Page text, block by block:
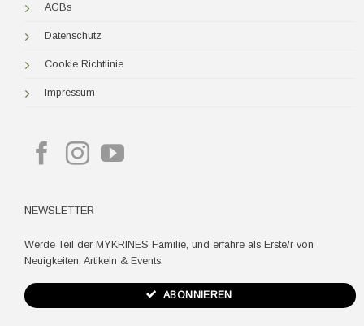
AGBs
Datenschutz
Cookie Richtlinie
Impressum
NEWSLETTER
Werde Teil der MYKRINES Familie, und erfahre als Erste/r von
Neuigkeiten, Artikeln & Events.
ABONNIEREN